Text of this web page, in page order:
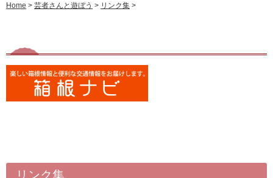
メンバー紹介
芸者ブログ
Home > 芸者さんと遊ぼう > リンク集 >
リンク集